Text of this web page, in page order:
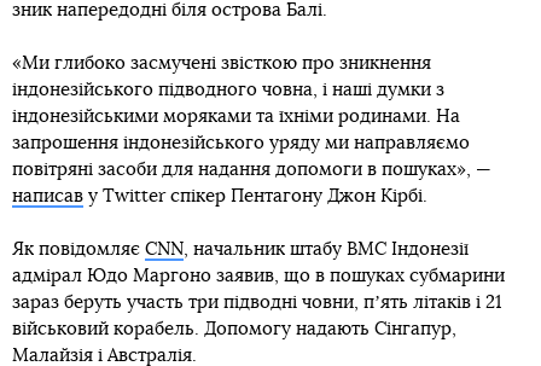
зник напередодні біля острова Балі.
«Ми глибоко засмучені звісткою про зникнення
індонезійського підводного човна, і наші думки з
індонезійськими моряками та їхніми родинами. На
запрошення індонезійського уряду ми направляємо
повітряні засоби для надання допомоги в пошуках», —
написав у Twitter спікер Пентагону Джон Кірбі.
Як повідомляє CNN, начальник штабу ВМС Індонезії
адмірал Юдо Маргоно заявив, що в пошуках субмарини
зараз беруть участь три підводні човни, пʼять літаків і 21
військовий корабель. Допомогу надають Сінгапур,
Малайзія і Австралія.